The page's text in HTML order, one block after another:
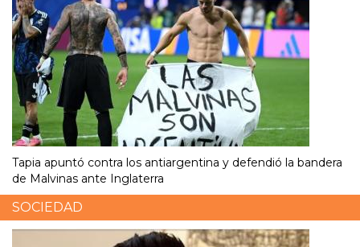
Tapia apuntó contra los antiargentina y defendió la bandera
de Malvinas ante Inglaterra
SOCIEDAD